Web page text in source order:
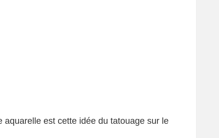
est cette idée du tatouage sur le